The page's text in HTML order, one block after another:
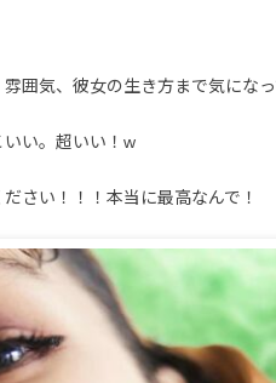
囲気、彼女の生き方まで気にな
い。超いい！w
さい！！！本当に最高なんで！